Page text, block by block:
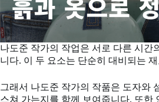
나도준 작가의 작업은 서로 다른 시간
니다. 이 두 요소는 단순히 대비되는
그래서 나도준 작가의 작품은 도자와
스쳐 가는지를 함께 보여줍니다. 또한